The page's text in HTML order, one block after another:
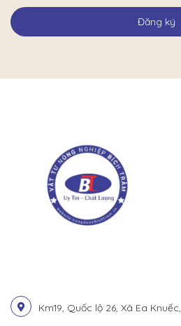
Đăng ký
Km19, Quốc lộ 26, Xã Ea